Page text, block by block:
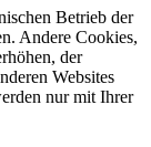
Betrieb der
Andere Cookies,
der
Websites
nur mit Ihrer